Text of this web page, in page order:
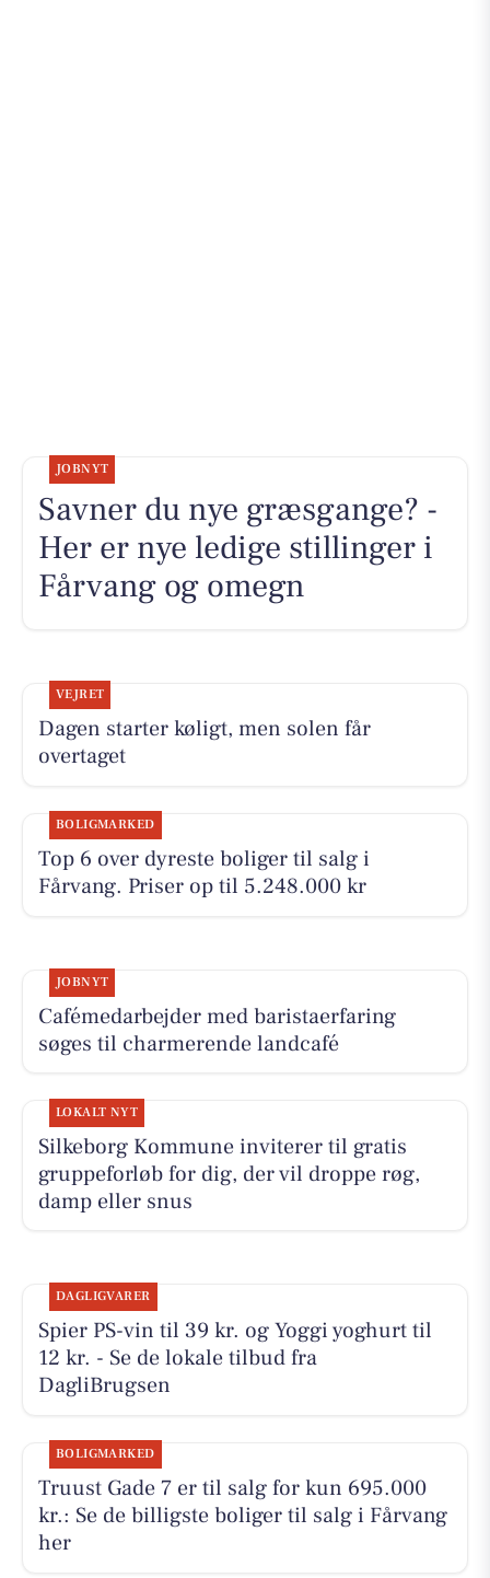
JOBNYT
Savner du nye græsgange? -
Her er nye ledige stillinger i
Fårvang og omegn
VEJRET
Dagen starter køligt, men solen får
overtaget
BOLIGMARKED
Top 6 over dyreste boliger til salg i
Fårvang. Priser op til 5.248.000 kr
JOBNYT
Cafémedarbejder med baristaerfaring
søges til charmerende landcafé
LOKALT NYT
Silkeborg Kommune inviterer til gratis
gruppeforløb for dig, der vil droppe røg,
damp eller snus
DAGLIGVARER
Spier PS-vin til 39 kr. og Yoggi yoghurt til
12 kr. - Se de lokale tilbud fra
DagliBrugsen
BOLIGMARKED
Truust Gade 7 er til salg for kun 695.000
kr.: Se de billigste boliger til salg i Fårvang
her